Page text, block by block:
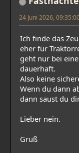
24 Juni 2026,
Ich finde das
eher für
geht nur bei
dauerhaft.
Also keine
Wenn du dann
dann saust du
Lieber nein.
Gruß